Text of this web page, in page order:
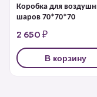
Коробка для
шаров 70*70*70
2 650 ₽
В корзину